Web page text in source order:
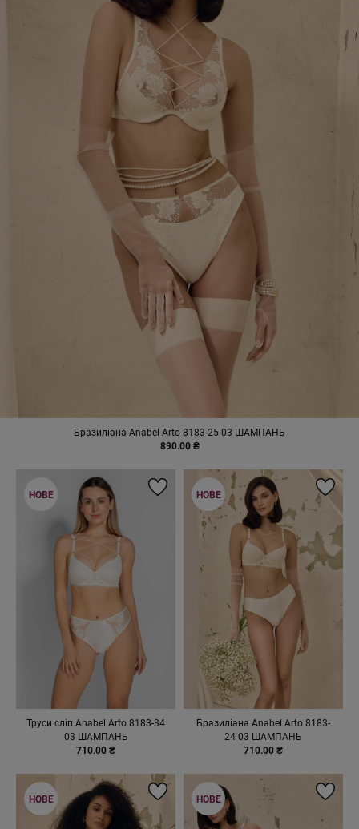
Бразиліана Anabel Arto 8183-25 03 ШАМПАНЬ
890.00 ₴
Труси сліп Anabel Arto 8183-34
03 ШАМПАНЬ
710.00 ₴
НОВЕ
Бразиліана Anabel Arto 8183-
24 03 ШАМПАНЬ
710.00 ₴
НОВЕ
НОВЕ НОВЕ